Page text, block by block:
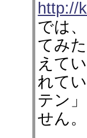
http://
では
てみ
えて
れて
テン
せん。